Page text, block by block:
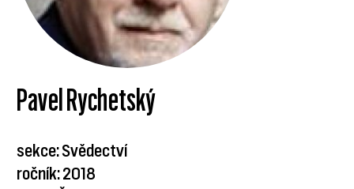
Pavel Rychetský
sekce: Svědectví
ročník: 2018